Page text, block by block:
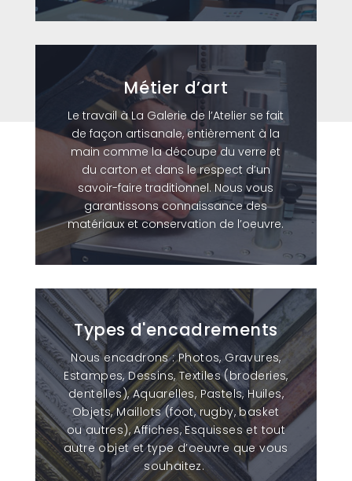
Métier d’art
Le travail à La Galerie de l’Atelier se fait
de façon artisanale, entièrement à la
main comme la découpe du verre et
du carton et dans le respect d’un
savoir-faire traditionnel. Nous vous
garantissons connaissance des
matériaux et conservation de l’oeuvre.
Types d'encadrements
Nous encadrons :Photos, Gravures,
Estampes, Dessins, Textiles (broderies,
dentelles), Aquarelles, Pastels, Huiles,
Objets, Maillots (foot, rugby, basket
ou autres), Affiches, Esquisses et tout
autre objet et type d’oeuvre que vous
souhaitez.